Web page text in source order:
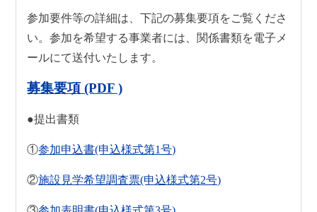
参加要件等の詳細は、下記の募集要項をご覧くださ
い。参加を希望する事業者には、関係書類を電子メ
ールにて送付いたします。
募集要項 (PDF )
●提出書類
①参加申込書(申込様式第1号)
②施設見学希望調査票(申込様式第2号)